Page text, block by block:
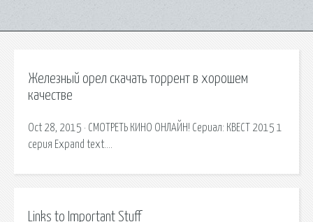
Железный орел скачать торрент в хорошем
качестве
Oct 28, 2015 · СМОТРЕТЬ КИНО ОНЛАЙН! Сериал: КВЕСТ 2015 1
серия Expand text….
Links to Important Stuff